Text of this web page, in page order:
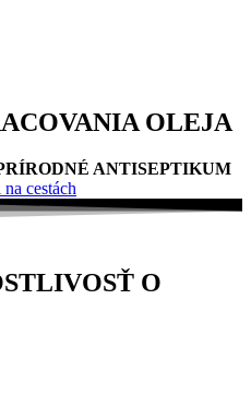
OLEJA
ANTISEPTIKUM
cestách
O